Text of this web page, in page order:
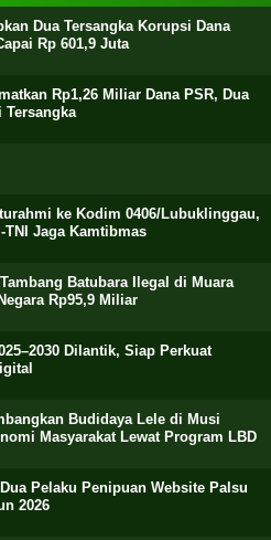
Dua Tersangka Korupsi Dana
Rp 601,9 Juta
Rp1,26 Miliar Dana PSR, Dua
Tersangka
ke Kodim 0406/Lubuklinggau,
Jaga Kamtibmas
Batubara Ilegal di Muara
Rp95,9 Miliar
Dilantik, Siap Perkuat
Budidaya Lele di Musi
Masyarakat Lewat Program LBD
Pelaku Penipuan Website Palsu
2026